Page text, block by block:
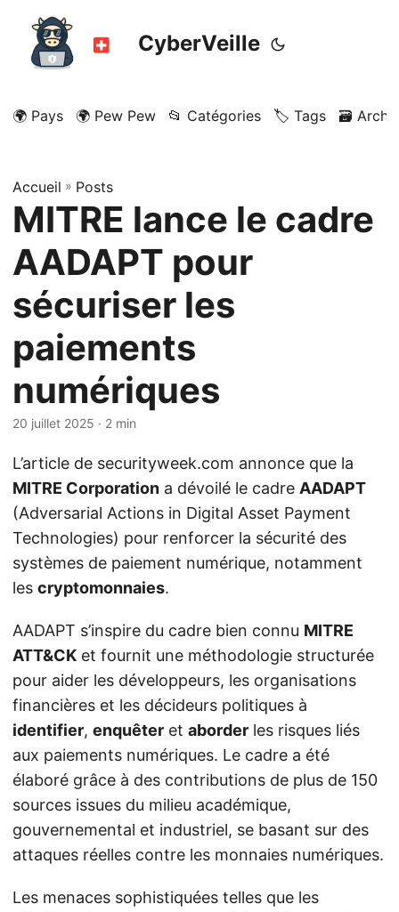
CyberVeille
🌍 Pays 🌍 Pew Pew 📂 Catégories 🏷️ Tags 🗃️
Accueil » Posts
MITRE lance le cadre
AADAPT pour
sécuriser les
paiements
numériques
20 juillet 2025 · 2 min
L’article de securityweek.com annonce que la
MITRE Corporation a dévoilé le cadre AADAPT
(Adversarial Actions in Digital Asset Payment
Technologies) pour renforcer la sécurité des
systèmes de paiement numérique, notamment
les cryptomonnaies.
AADAPT s’inspire du cadre bien connu MITRE
ATT&CK et fournit une méthodologie structurée
pour aider les développeurs, les organisations
financières et les décideurs politiques à
identifier, enquêter et aborder les risques liés
aux paiements numériques. Le cadre a été
élaboré grâce à des contributions de plus de 150
sources issues du milieu académique,
gouvernemental et industriel, se basant sur des
attaques réelles contre les monnaies numériques.
Les menaces sophistiquées telles que les